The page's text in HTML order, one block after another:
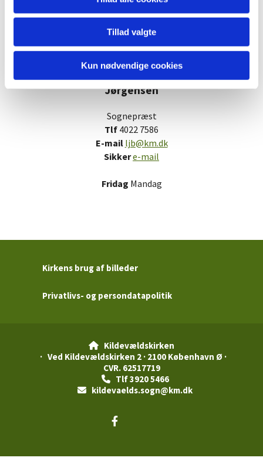
Tillad valgte
Kun nødvendige cookies
Lisbeth Juhl
Jørgensen
Sognepræst
Tlf 4022 7586
E-mail ljb@km.dk
Sikkere-mail
Fridag Mandag
Kirkens brug af billeder
Privatlivs- og persondatapolitik

Kildevældskirken
· Ved Kildevældskirken 2 · 2100 København Ø ·
CVR. 62517719
Tlf 3920 5466
 kildevaelds.sogn@km.dk